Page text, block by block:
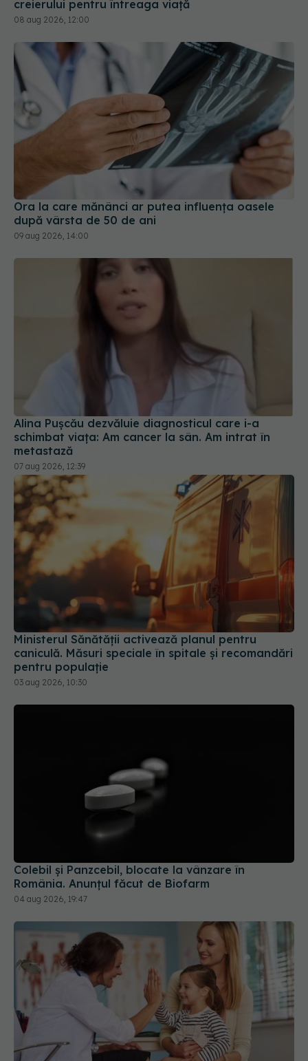
creierului pentru întreaga viață
08 aug 2026, 12:00
Ora la care mănânci ar putea influența oasele
după vârsta de 50 de ani
09 aug 2026, 14:00
Alina Pușcău dezvăluie diagnosticul care i-a
schimbat viața: Am cancer la sân. Am intrat în
metastază
07 aug 2026, 12:39
Ministerul Sănătății activează planul pentru
caniculă. Măsuri speciale în spitale și recomandări
pentru populație
03 aug 2026, 10:30
Colebil și Panzcebil, blocate la vânzare în
România. Anunțul făcut de Biofarm
04 aug 2026, 19:47